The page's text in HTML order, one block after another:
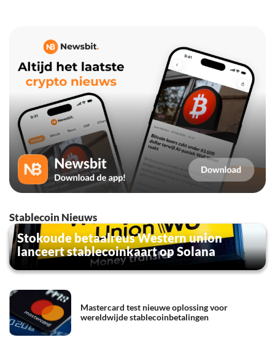
Stablecoin Nieuws
Stokoude betaalreus Western union
lanceert stablecoinkaart op Solana
Mastercard test nieuwe oplossing voor
wereldwijde stablecoinbetalingen